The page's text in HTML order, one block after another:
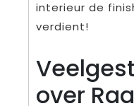
interieur de
verdient!
over